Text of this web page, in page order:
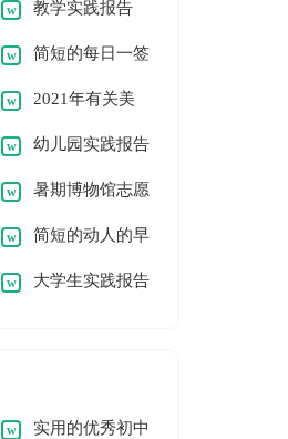
践报告范文（通用
11篇）
教学实践报告
简短的每日一签
早安问候语语录集合
52句
2021年有关美
好的早安问候语语录
30句
幼儿园实践报告
范文暑期博物馆志愿
者实践报告
简短的动人的早
安问候语语录19条
大学生实践报告
实用的优秀初中